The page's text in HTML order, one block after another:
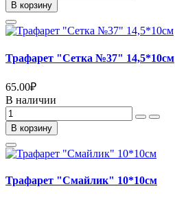
В корзину
Трафарет "Сетка №37" 14,5*10см
65.00₽
В наличии
В корзину
Трафарет "Смайлик" 10*10см